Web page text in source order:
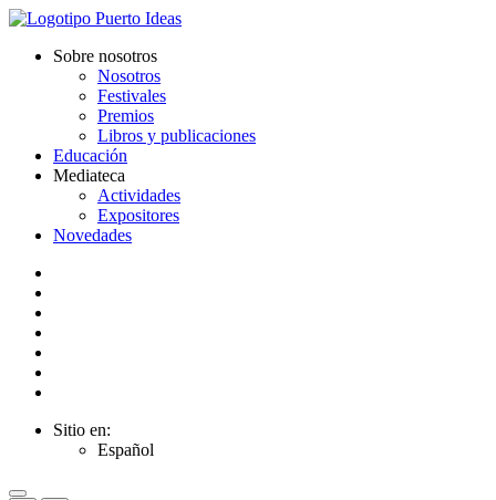
Sobre nosotros
Nosotros
Festivales
Premios
Libros y publicaciones
Educación
Mediateca
Actividades
Expositores
Novedades
Sitio en:
Español